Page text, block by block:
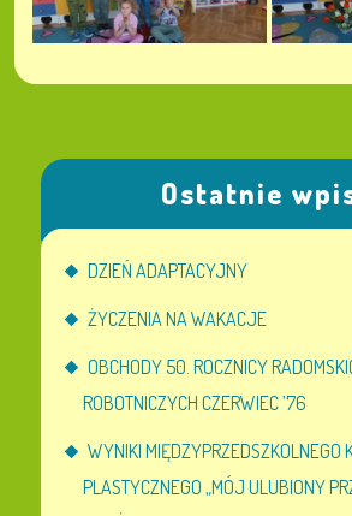
Ostatnie
DZIEŃ ADAPTACYJNY
ŻYCZENIA NA WAKACJE
OBCHODY 50. ROCZNICY
ROBOTNICZYCH CZERWIEC ’76
WYNIKI MIĘDZYPRZEDSZKOLNEGO
PLASTYCZNEGO „MÓJ ULUBIONY